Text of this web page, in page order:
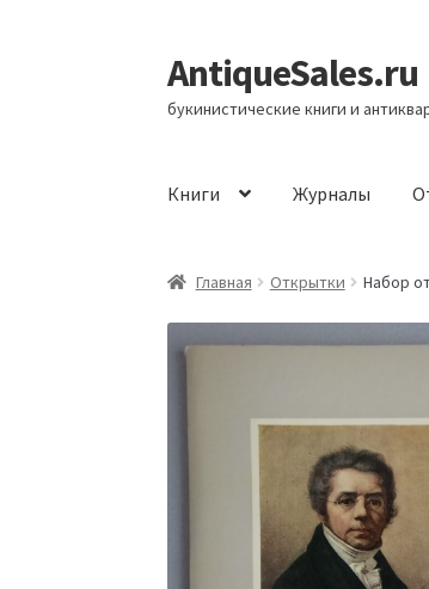
Перейти
к
навигации
Перейти
к
содержимому
AntiqueSales.ru
букинистические книги и
Книги Журналы
ГлавнаяГлавная Открытки Набор